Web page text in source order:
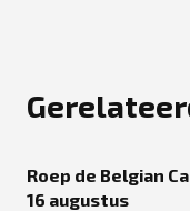
Roep de Belgian
16 augustus